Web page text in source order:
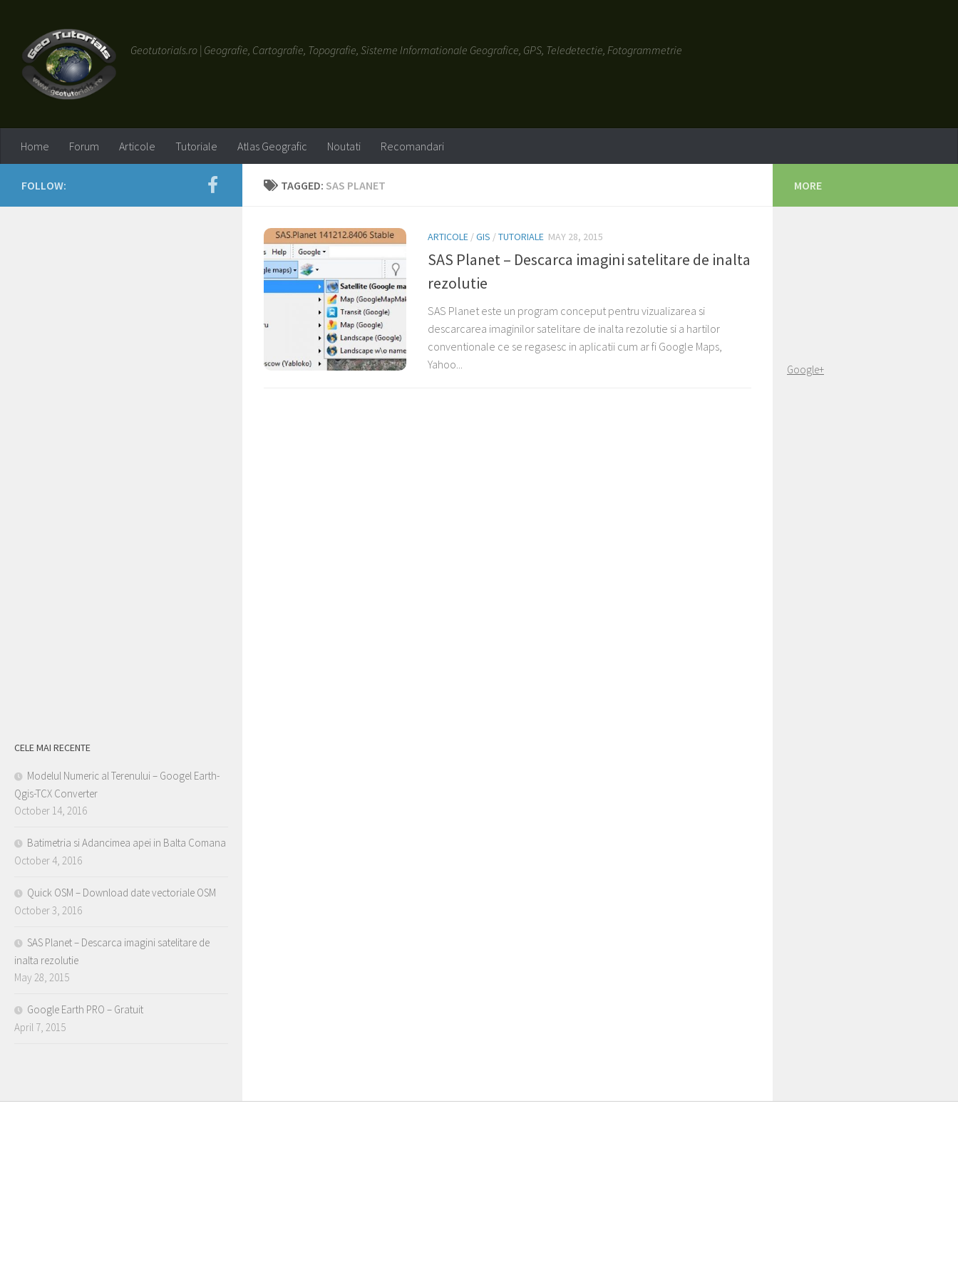
Geotutorials.ro | Geografie, Cartografie, Topografie, Sisteme Informationale Geografice, GPS, Teledetectie, Fotogrammetrie
Home Forum Articole Tutoriale Atlas Geografic Noutati Recomandari
TAGGED: SAS PLANET
ARTICOLE /GIS /TUTORIALE MAY 28, 2015
SAS Planet – Descarca imagini satelitare de inalta
rezolutie
SAS Planet este un program conceput pentru vizualizarea si
descarcarea imaginilor satelitare de inalta rezolutie si a hartilor
conventionale ce se regasesc in aplicatii cum ar fi Google Maps,
Yahoo...
FOLLOW:
CELE MAI RECENTE
Modelul Numeric al Terenului – Googel Earth-
Qgis-TCX Converter
October 14, 2016
Batimetria si Adancimea apei in Balta Comana
October 4, 2016
Quick OSM – Download date vectoriale OSM
October 3, 2016
SAS Planet – Descarca imagini satelitare de
inalta rezolutie
May 28, 2015
Google Earth PRO – Gratuit
April 7, 2015
MORE
Google+